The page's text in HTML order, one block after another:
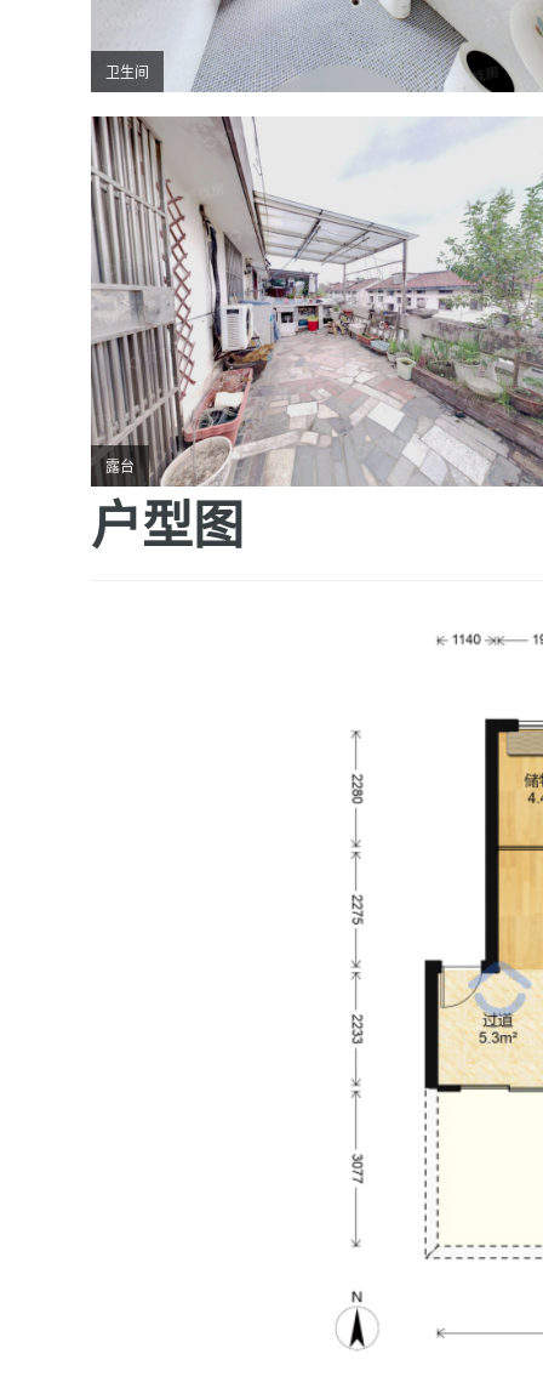
卫生间
露台
户型图